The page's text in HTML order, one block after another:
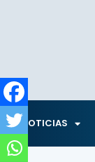
NOTICIAS